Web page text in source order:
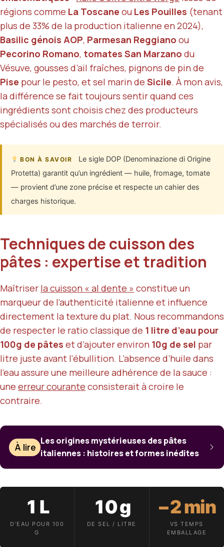
régions comme La Toscane ou Les Pouilles (tenant
plus de 33% de la production italienne en 2024),
Basilic génois AOP, Parmesan Reggiano ou
Pecorino Romano, tomates San Marzano du
Vésuve, gousses d’ail fraîches, pignons de pin de
Pise pour le pesto, et sel marin de Sicile. À mon avis,
la différence se fait toujours sentir quand ces
ingrédients sont choisis chez des producteurs
spécialisés ou des marchés de terroir.
BON À SAVOIR
Le sigle DOP (Denominazione di Origine
Protetta) garantit qu’un ingrédient — huile, fromage, tomate
— provient d’une zone précise et respecte un cahier des
charges historique.
Techniques de cuisson des
pâtes : expertise et tradition
Maîtriser la cuisson « al dente » constitue un
marqueur de l’authenticité italienne et influence
directement la texture du plat. Nous recommandons
de respecter le ratio classique de 1 litre d’eau pour
100g de pâtes et d’ajouter environ 10g de sel par
litre juste avant l’ébullition. L’absence d’huile dans
l’eau assure une meilleure adhérence de la sauce :
une erreur courante consisterait à croire le
contraire.
À lire
Les origines mystérieuses des pâtes
italiennes : histoires et formes inédites
1 L
D’EAU POUR 100
G
10 g
DE SEL / LITRE
−2 min
VS TEMPS
EMBALLAGE